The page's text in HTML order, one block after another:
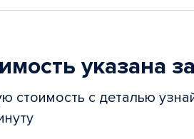
указана
стоимость с деталью